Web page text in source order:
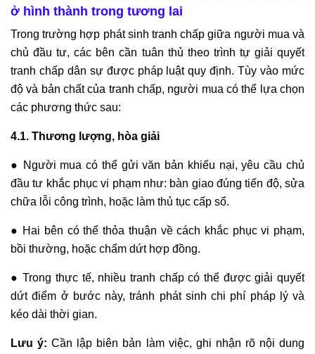
ở hình thành trong tương lai
Trong trường hợp phát sinh tranh chấp giữa người mua và
chủ đầu tư, các bên cần tuân thủ theo trình tự giải quyết
tranh chấp dân sự được pháp luật quy định. Tùy vào mức
độ và bản chất của tranh chấp, người mua có thể lựa chọn
các phương thức sau:
4.1. Thương lượng, hòa giải
● Người mua có thể gửi văn bản khiếu nại, yêu cầu chủ
đầu tư khắc phục vi phạm như: bàn giao đúng tiến độ, sửa
chữa lỗi công trình, hoặc làm thủ tục cấp sổ.
● Hai bên có thể thỏa thuận về cách khắc phục vi phạm,
bồi thường, hoặc chấm dứt hợp đồng.
● Trong thực tế, nhiều tranh chấp có thể được giải quyết
dứt điểm ở bước này, tránh phát sinh chi phí pháp lý và
kéo dài thời gian.
Lưu ý: Cần lập biên bản làm việc, ghi nhận rõ nội dung